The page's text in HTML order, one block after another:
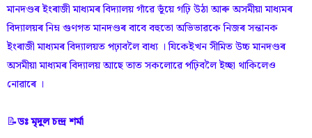
মানদণ্ডৰ ইংৰাজী মাধ্যমৰ বিদ্যালয় গাঁৱে ভূঁয়ে গঢ়ি উঠা আৰু অসমীয়া মাধ্যমৰ
বিদ্যালয়ৰ নিম্ন গুণগত মানদণ্ডৰ বাবে বহুতো অভিভাৱকে নিজৰ সন্তানক
ইংৰাজী মাধ্যমৰ বিদ্যালয়ত পঢ়াবলৈ বাধ্য । যিকেইখন সীমিত উচ্চ মানদণ্ডৰ
অসমীয়া মাধ্যমৰ বিদ্যালয় আছে তাত সকলোৱে পঢ়িবলৈ ইচ্ছা থাকিলেও
নোৱাৰে ।
📝ডঃ মৃদুল চন্দ্ৰ শৰ্মা